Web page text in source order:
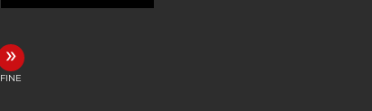
»
FINE